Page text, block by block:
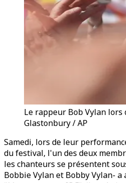
Le rappeur Bob Vylan lors
Glastonbury / AP
Samedi, lors de leur
du festival, l'un des deux
les chanteurs se présentent
Bobbie Vylan et Bobby Vylan-